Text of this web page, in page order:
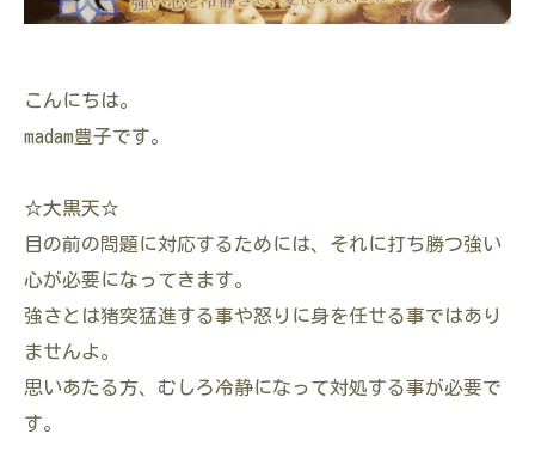
こんにちは。
madam豊子です。
☆大黒天☆
目の前の問題に対応するためには、それに打ち勝つ強い
心が必要になってきます。
強さとは猪突猛進する事や怒りに身を任せる事ではあり
ませんよ。
思いあたる方、むしろ冷静になって対処する事が必要で
す。